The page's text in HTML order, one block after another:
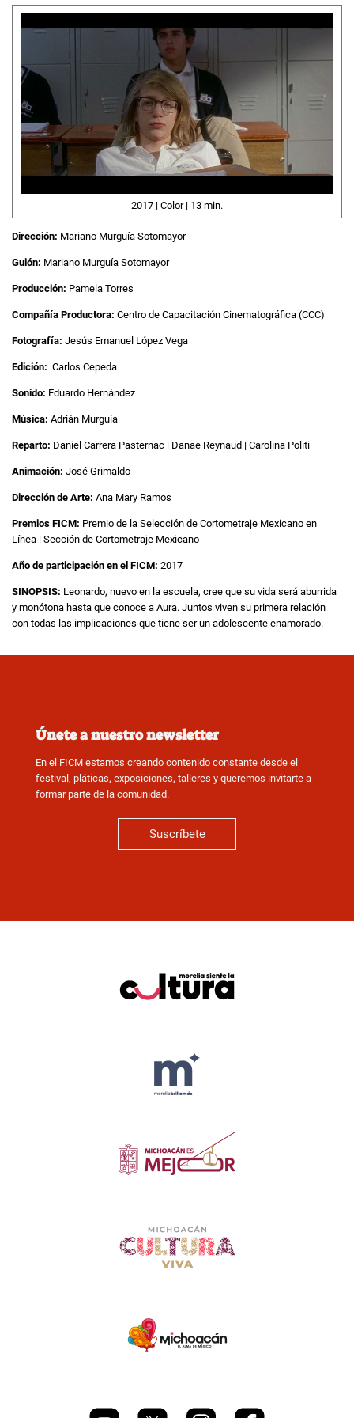
2017 | Color | 13 min.
Dirección: Mariano Murguía Sotomayor
Guión: Mariano Murguía Sotomayor
Producción: Pamela Torres
Compañía Productora: Centro de Capacitación Cinematográfica (CCC)
Fotografía: Jesús Emanuel López Vega
Edición: Carlos Cepeda
Sonido: Eduardo Hernández
Música: Adrián Murguía
Reparto: Daniel Carrera Pasternac | Danae Reynaud | Carolina Politi
Animación: José Grimaldo
Dirección de Arte: Ana Mary Ramos
Premios FICM: Premio de la Selección de Cortometraje Mexicano en
Línea | Sección de Cortometraje Mexicano
Año de participación en el FICM: 2017
SINOPSIS: Leonardo, nuevo en la escuela, cree que su vida será aburrida
y monótona hasta que conoce a Aura. Juntos viven su primera relación
con todas las implicaciones que tiene ser un adolescente enamorado.
Únete a nuestro newsletter
En el FICM estamos creando contenido constante desde el
festival, pláticas, exposiciones, talleres y queremos invitarte a
formar parte de la comunidad.
Suscríbete